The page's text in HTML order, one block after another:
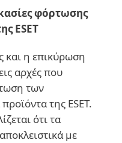
φόρτωσης
ESET
και η επικύρωση
αρχές που
των
της ESET.
ότι τα
με